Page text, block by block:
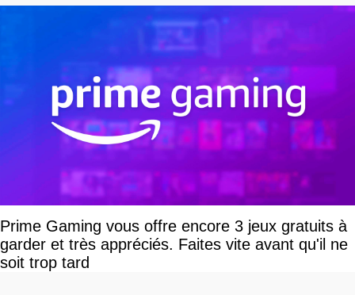
Prime Gaming vous offre encore 3 jeux gratuits à
garder et très appréciés. Faites vite avant qu'il ne
soit trop tard